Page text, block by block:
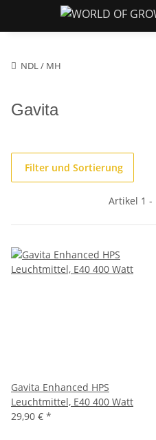
NDL / MH
Gavita
Filter und Sortierung
Artikel 1 -
Gavita Enhanced HPS
Leuchtmittel, E40 400 Watt
29,90 € *